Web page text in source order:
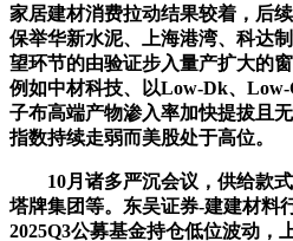
家居建材消费拉动结果较着，后
保举华新水泥、上海港湾、科达
望环节的由验证步入量产扩大的
例如中材科技、以Low-Dk、
子布高端产物渗入率加快提拔且
指数持续走弱而美股处于高位。
10月诸多严沉会议，供给款式
塔牌集团等。东吴证券-建建材料
2025Q3公募基金持仓低位波动，